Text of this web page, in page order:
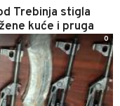
Trebinja stigla
kuće i pruga
0